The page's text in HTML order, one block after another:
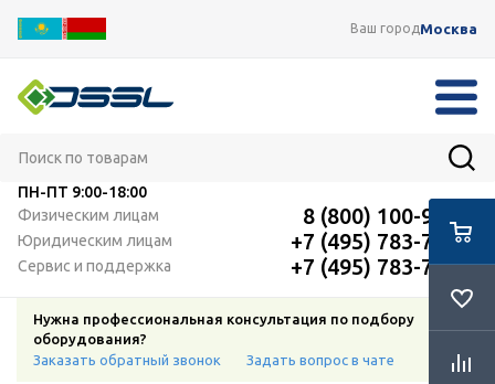
Ваш городМосква
ПН-ПТ 9:00-18:00
Физическим лицам
8 (800) 100-91-12
Юридическим лицам +7 (495) 783-72-87
Сервис и поддержка +7 (495) 783-72-87
Нужна профессиональная консультация по подбору
оборудования?
Заказать обратный звонок
Задать вопрос в чате